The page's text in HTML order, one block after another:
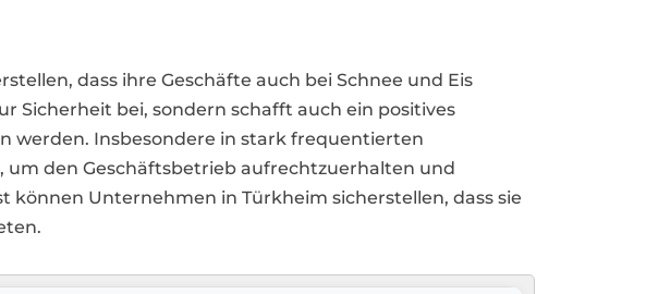
dass ihre Geschäfte auch bei Schnee und Eis
Sicherheit bei, sondern schafft auch ein positives
werden. Insbesondere in stark frequentierten
um den Geschäftsbetrieb aufrechtzuerhalten und
Unternehmen in Türkheim sicherstellen, dass sie